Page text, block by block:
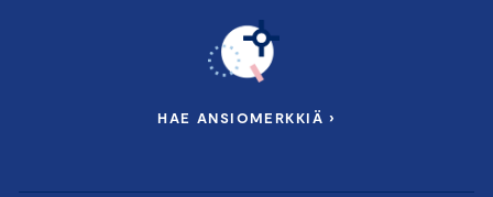
HAE ANSIOMERKKIÄ ›